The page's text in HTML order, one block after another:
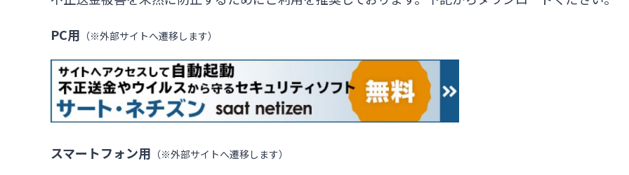
PC用 （※外部サイトへ遷移します）
スマートフォン用 （※外部サイトへ遷移します）